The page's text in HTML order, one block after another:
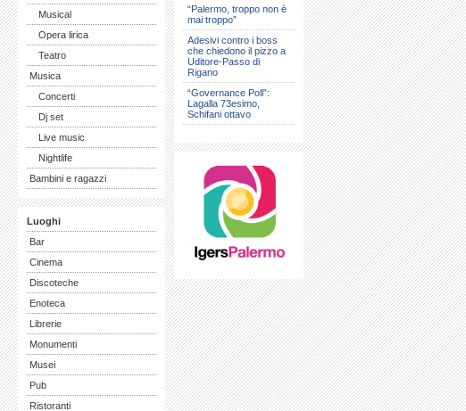
Musical
Opera lirica
Teatro
Musica
Concerti
Dj set
Live music
Nightlife
Bambini e ragazzi
Luoghi
Bar
Cinema
Discoteche
Enoteca
Librerie
Monumenti
Musei
Pub
Ristoranti
“Palermo, troppo non è
mai troppo”
Adesivi contro i boss
che chiedono il pizzo a
Uditore-Passo di
Rigano
“Governance Poll”:
Lagalla 73esimo,
Schifani ottavo